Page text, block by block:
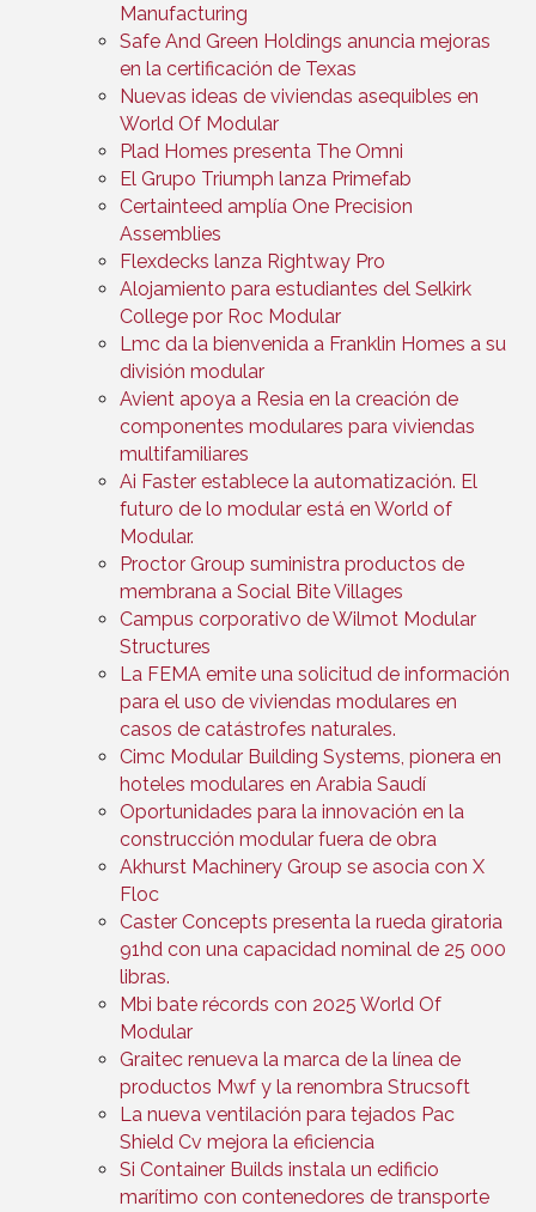
Manufacturing
Safe And Green Holdings anuncia mejoras
en la certificación de Texas
Nuevas ideas de viviendas asequibles en
World Of Modular
Plad Homes presenta The Omni
El Grupo Triumph lanza Primefab
Certainteed amplía One Precision
Assemblies
Flexdecks lanza Rightway Pro
Alojamiento para estudiantes del Selkirk
College por Roc Modular
Lmc da la bienvenida a Franklin Homes a su
división modular
Avient apoya a Resia en la creación de
componentes modulares para viviendas
multifamiliares
Ai Faster establece la automatización. El
futuro de lo modular está en World of
Modular.
Proctor Group suministra productos de
membrana a Social Bite Villages
Campus corporativo de Wilmot Modular
Structures
La FEMA emite una solicitud de información
para el uso de viviendas modulares en
casos de catástrofes naturales.
Cimc Modular Building Systems, pionera en
hoteles modulares en Arabia Saudí
Oportunidades para la innovación en la
construcción modular fuera de obra
Akhurst Machinery Group se asocia con X
Floc
Caster Concepts presenta la rueda giratoria
91hd con una capacidad nominal de 25 000
libras.
Mbi bate récords con 2025 World Of
Modular
Graitec renueva la marca de la línea de
productos Mwf y la renombra Strucsoft
La nueva ventilación para tejados Pac
Shield Cv mejora la eficiencia
Si Container Builds instala un edificio
marítimo con contenedores de transporte